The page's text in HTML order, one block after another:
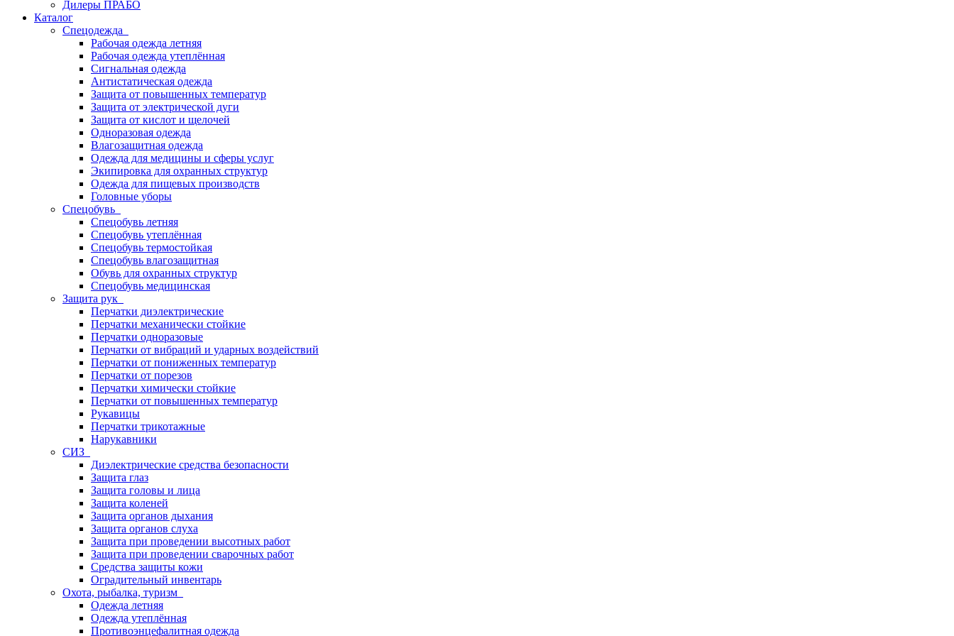
Дилеры ПРАБО
Каталог
Спецодежда
Рабочая одежда летняя
Рабочая одежда утеплённая
Сигнальная одежда
Антистатическая одежда
Защита от повышенных температур
Защита от электрической дуги
Защита от кислот и щелочей
Одноразовая одежда
Влагозащитная одежда
Одежда для медицины и сферы услуг
Экипировка для охранных структур
Одежда для пищевых производств
Головные уборы
Спецобувь
Спецобувь летняя
Спецобувь утеплённая
Спецобувь термостойкая
Спецобувь влагозащитная
Обувь для охранных структур
Спецобувь медицинская
Защита рук
Перчатки диэлектрические
Перчатки механически стойкие
Перчатки одноразовые
Перчатки от вибраций и ударных воздействий
Перчатки от пониженных температур
Перчатки от порезов
Перчатки химически стойкие
Перчатки от повышенных температур
Рукавицы
Перчатки трикотажные
Нарукавники
СИЗ
Диэлектрические средства безопасности
Защита глаз
Защита головы и лица
Защита коленей
Защита органов дыхания
Защита органов слуха
Защита при проведении высотных работ
Защита при проведении сварочных работ
Средства защиты кожи
Оградительный инвентарь
Охота, рыбалка, туризм
Одежда летняя
Одежда утеплённая
Противоэнцефалитная одежда